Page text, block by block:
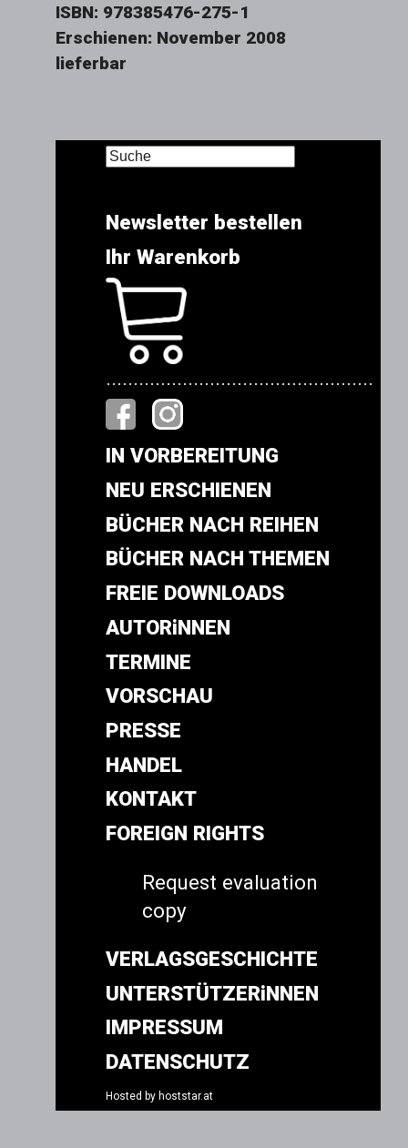
ISBN: 978385476-275-1
Erschienen: November 2008
lieferbar
Newsletter bestellen
Ihr Warenkorb
.................................................
IN VORBEREITUNG
NEU ERSCHIENEN
BÜCHER NACH REIHEN
BÜCHER NACH THEMEN
FREIE DOWNLOADS
AUTORiNNEN
TERMINE
VORSCHAU
PRESSE
HANDEL
KONTAKT
FOREIGN RIGHTS
Request evaluation
copy
VERLAGSGESCHICHTE
UNTERSTÜTZERiNNEN
IMPRESSUM
DATENSCHUTZ
Hosted by hoststar.at